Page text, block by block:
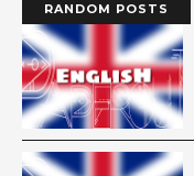
RANDOM POSTS